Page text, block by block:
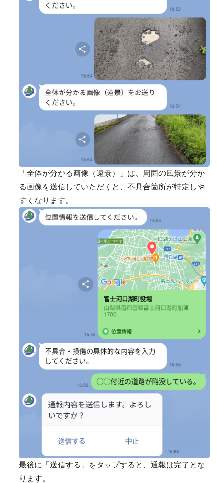
「全体が分かる画像（遠景）」は、周囲の風景が分か
る画像を送信していただくと、不具合箇所が特定しや
すくなります。
最後に「送信する」をタップすると、通報は完了とな
ります。